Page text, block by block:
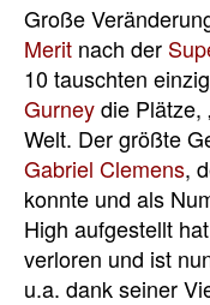
Große
Merit nach der
10 tauschten einzig
Gurneydie Plätze,
Welt. Der größte
Gabriel Clemens,
konnte und als
High aufgestellt
verloren und ist
u.a. dank seiner